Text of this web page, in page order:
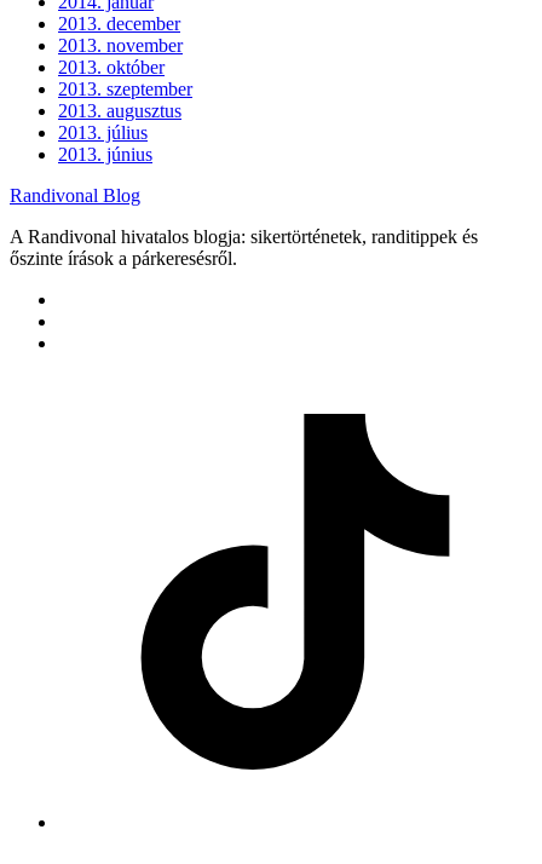
2013. december
2013. november
2013. október
2013. szeptember
2013. augusztus
2013. július
2013. június
Randivonal Blog
A Randivonal hivatalos blogja: sikertörténetek, randitippek és
őszinte írások a párkeresésről.